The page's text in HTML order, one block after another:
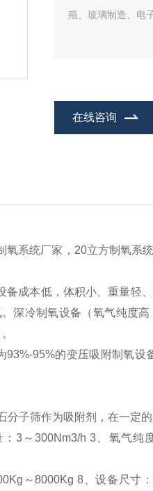
殖、玻璃制造、电
在线咨询
系统厂家，20立方制氧系
成本低，体积小、重量轻
深冷制氧设备（氧气纯度
95%的变压吸附制氧设
子筛作为吸附剂，在一定的
3～300Nm3/h 3、氧气纯
～8000Kg 8、设备尺寸